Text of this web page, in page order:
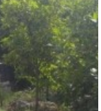
למכירה במכמורת,
חוף בית